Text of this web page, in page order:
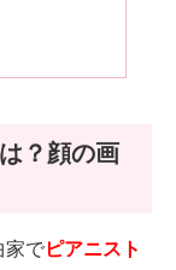
？顔の画
家でピアニスト